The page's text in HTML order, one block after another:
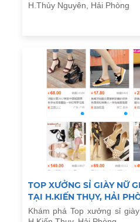
H.Thủy Nguyên, Hải Phòng
TOP XƯỞNG SỈ GIÀY NỮ
TẠI H.KIẾN THỤY, HẢI
Khám phá Top xưởng sỉ